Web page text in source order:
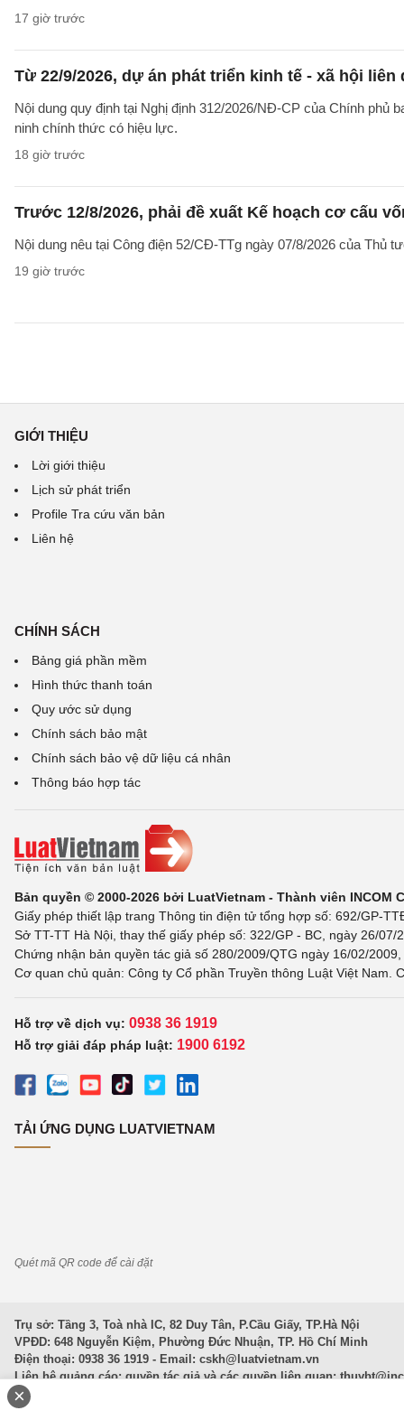
17 giờ trước
Từ 22/9/2026, dự án phát triển kinh tế - xã hội
Nội dung quy định tại Nghị định 312/2026/NĐ-CP của Chính phủ
ninh chính thức có hiệu lực.
18 giờ trước
Trước 12/8/2026, phải đề xuất Kế hoạch cơ cấu
Nội dung nêu tại Công điện 52/CĐ-TTg ngày 07/8/2026 của Thủ
19 giờ trước
GIỚI THIỆU
Lời giới thiệu
Lịch sử phát triển
Profile Tra cứu văn bản
Liên hệ
CHÍNH SÁCH
Bảng giá phần mềm
Hình thức thanh toán
Quy ước sử dụng
Chính sách bảo mật
Chính sách bảo vệ dữ liệu cá nhân
Thông báo hợp tác
Bản quyền © 2000-2026 bởi LuatVietnam - Thành viên INCOM
Giấy phép thiết lập trang Thông tin điện tử tổng hợp số: 692/GP-
Sở TT-TT Hà Nội, thay thế giấy phép số: 322/GP - BC, ngày 26/
Chứng nhận bản quyền tác giả số 280/2009/QTG ngày 16/02/
Cơ quan chủ quản: Công ty Cổ phần Truyền thông Luật Việt Nam.
Hỗ trợ về dịch vụ: 0938 36 1919
Hỗ trợ giải đáp pháp luật: 1900 6192
TẢI ỨNG DỤNG LUATVIETNAM
Quét mã QR code để cài đặt
Trụ sở: Tầng 3, Toà nhà IC, 82 Duy Tân, P.Cầu Giấy, TP.Hà Nội
VPĐD: 648 Nguyễn Kiệm, Phường Đức Nhuận, TP. Hồ Chí Minh
Điện thoại: 0938 36 1919 - Email: cskh@luatvietnam.vn
Liên hệ quảng cáo; quyền tác giả và các quyền liên quan:
Văn Bản Pháp Luật
×